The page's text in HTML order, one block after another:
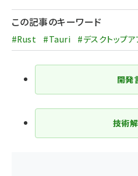
この記事のキーワード
#Rust #Tauri #デスクトップア
開発
技術